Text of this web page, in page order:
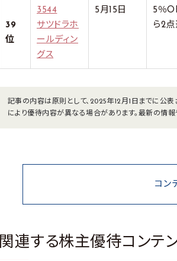
39
位
3544
サツドラホ
ールディン
グス
5月15日
5％
ら2
記事の内容は原則として、2025年12月1日までに公表
により優待内容が異なる場合があります。最新の情
コン
関連する株主優待コンテ